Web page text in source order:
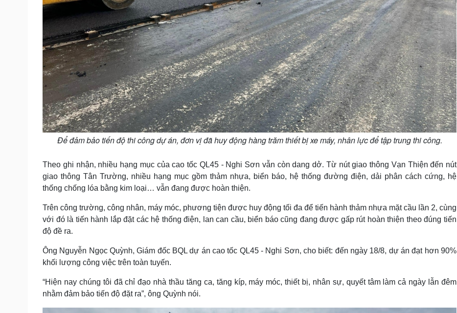
Để đảm bảo tiến độ thi công dự án, đơn vị đã huy động hàng trăm thiết bị xe máy, nhân lực để tập trung thi công.
Theo ghi nhận, nhiều hạng mục của cao tốc QL45 - Nghi Sơn vẫn còn dang dở. Từ nút giao thông Vạn Thiện đến nút
giao thông Tân Trường, nhiều hạng mục gồm thảm nhựa, biển báo, hệ thống đường điện, dải phân cách cứng, hệ
thống chống lóa bằng kim loại… vẫn đang được hoàn thiện.
Trên công trường, công nhân, máy móc, phương tiện được huy động tối đa để tiến hành thảm nhựa mặt cầu lần 2, cùng
với đó là tiến hành lắp đặt các hệ thống điện, lan can cầu, biển báo cũng đang được gấp rút hoàn thiện theo đúng tiến
độ đề ra.
Ông Nguyễn Ngọc Quỳnh, Giám đốc BQL dự án cao tốc QL45 - Nghi Sơn, cho biết: đến ngày 18/8, dự án đạt hơn 90%
khối lượng công việc trên toàn tuyến.
“Hiện nay chúng tôi đã chỉ đạo nhà thầu tăng ca, tăng kíp, máy móc, thiết bị, nhân sự, quyết tâm làm cả ngày lẫn đêm
nhằm đảm bảo tiến độ đặt ra”, ông Quỳnh nói.